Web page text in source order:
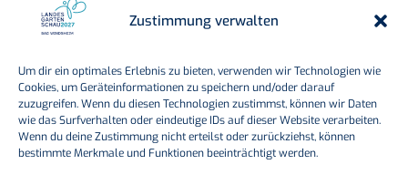
Zustimmung verwalten
Um dir ein optimales Erlebnis zu bieten, verwenden wir Technologien wie
Cookies, um Geräteinformationen zu speichern und/oder darauf
zuzugreifen. Wenn du diesen Technologien zustimmst, können wir Daten
wie das Surfverhalten oder eindeutige IDs auf dieser Website verarbeiten.
Wenn du deine Zustimmung nicht erteilst oder zurückziehst, können
bestimmte Merkmale und Funktionen beeinträchtigt werden.
Ermäßigungen und Stichtag
Was kostet der Eintritt für Kinder?